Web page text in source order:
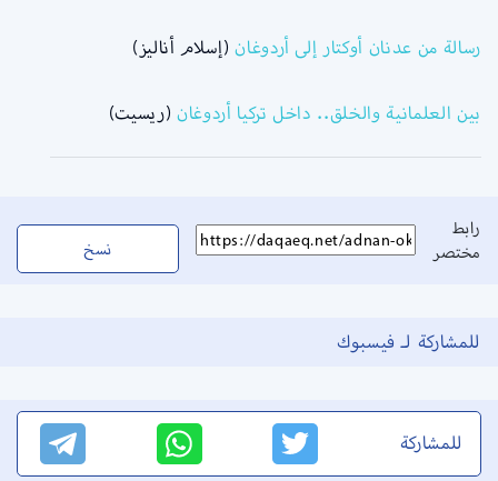
رسالة من عدنان أوكتار إلى أردوغان(إسلام أناليز)
بين العلمانية والخلق.. داخل تركيا أردوغان (ريسيت)
رابط
مختصر
نسخ
للمشاركة لـ فيسبوك
للمشاركة